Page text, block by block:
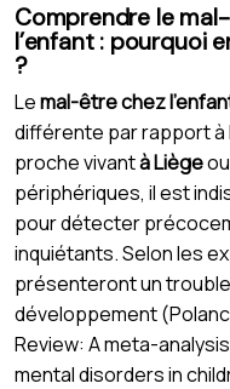
Comprendre le
l’enfant : pourquoi
?
Lemal-être chez
différente par rapport à
proche vivantà Liège
périphériques, il est
pour détecter
inquiétants. Selon les
présenteront un
développement
Review: A meta-
mental disorders in